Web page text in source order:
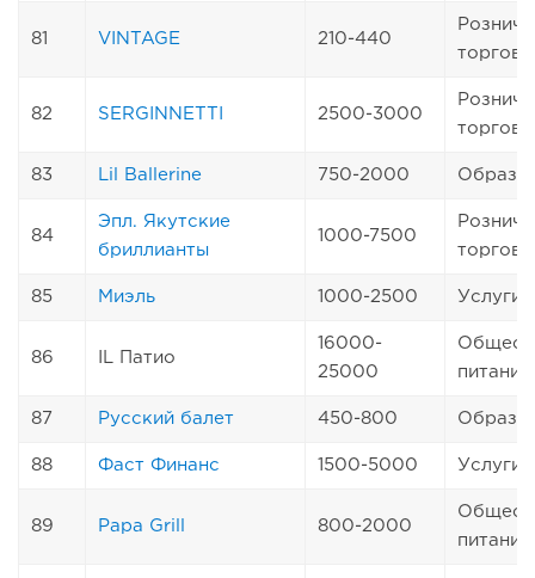
81 VINTAGE 210-440
82 SERGINNETTI 2500-3000
83 Lil Ballerine 750-2000
84
Эпл. Якутские
бриллианты
1000-7500
85 Миэль 1000-2500 Услуги
86 IL Патио
16000-
25000
питание
87 Русский балет 450-800
88 Фаст Финанс 1500-5000 Услуги
89 Papa Grill 800-2000
питание